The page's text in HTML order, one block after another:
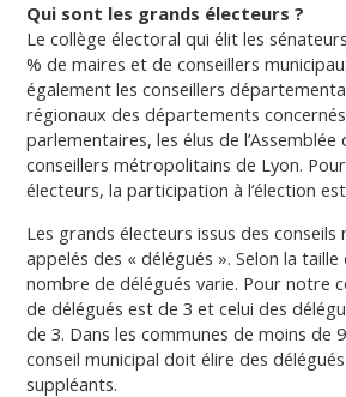
Qui sont les grands électeurs ?
Le collège électoral qui élit les
% de maires et de conseillers
également les conseillers
régionaux des départements
parlementaires, les élus de l’Assemblée
conseillers métropolitains de Lyon.
électeurs, la participation à l’élection
Les grands électeurs issus des conseils
appelés des « délégués ». Selon la
nombre de délégués varie. Pour notre
de délégués est de 3 et celui des
de 3. Dans les communes de moins de
conseil municipal doit élire des
suppléants.